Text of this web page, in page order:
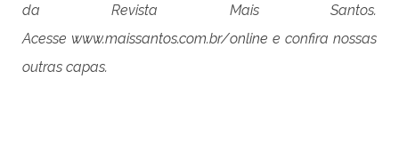
da Revista Mais Santos.
Acesse www.maissantos.com.br/online e confira nossas
outras capas.